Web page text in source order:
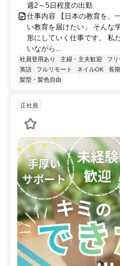
週2～5日程度の出勤
仕事内容 【日本の教育を、
い教育を届けたい」 そんな
形にしていく仕事です。 私
いながら...
社員登用あり 主婦・主夫歓迎 フ
英語
フルリモート ネイルOK 長
髪型・髪色自由
正社員